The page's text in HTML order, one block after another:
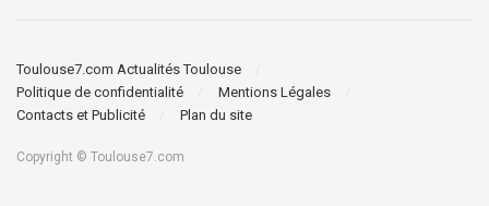
Toulouse7.com Actualités Toulouse
Politique de confidentialité
Mentions Légales
Contacts et Publicité
Plan du site
Copyright © Toulouse7.com